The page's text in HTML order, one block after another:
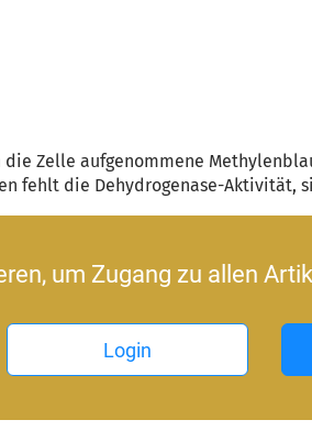
Zelle aufgenommene
fehlt die Dehydrogenase-Aktivität,
um Zugang zu allen
Login